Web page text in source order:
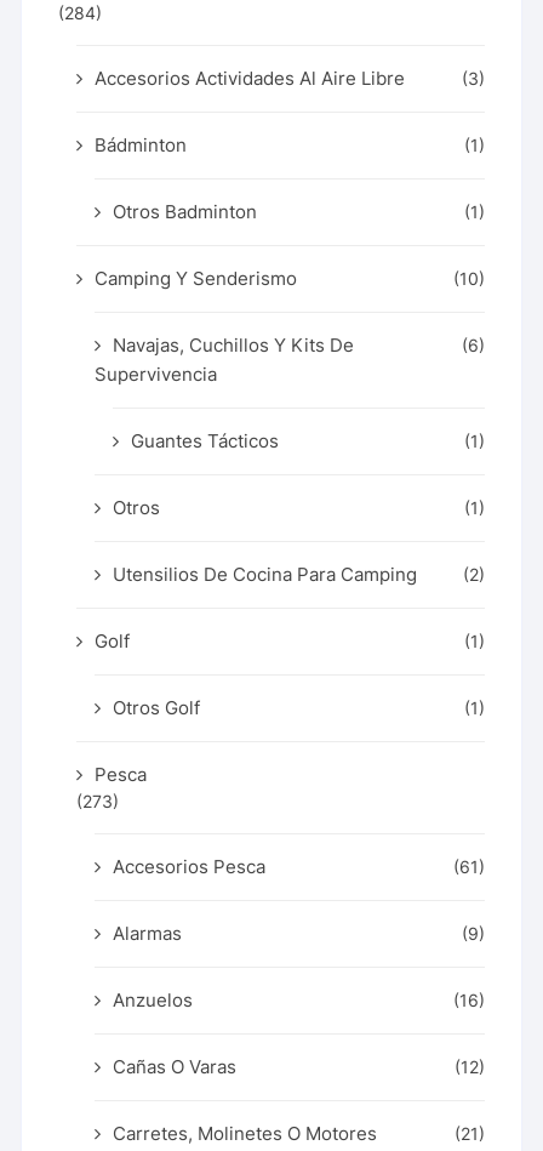
(284)
Accesorios Actividades Al Aire Libre (3)
Bádminton (1)
Otros Badminton (1)
Camping Y Senderismo (10)
Navajas, Cuchillos Y Kits De
Supervivencia
(6)
Guantes Tácticos (1)
Otros (1)
Utensilios De Cocina Para Camping (2)
Golf (1)
Otros Golf (1)
Pesca
(273)
Accesorios Pesca (61)
Alarmas (9)
Anzuelos (16)
Cañas O Varas (12)
Carretes, Molinetes O Motores (21)